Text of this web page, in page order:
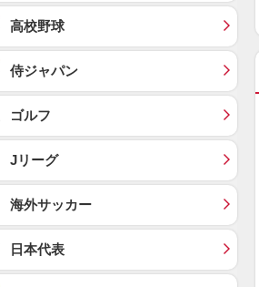
高校野球
侍ジャパン
ゴルフ
Jリーグ
海外サッカー
日本代表